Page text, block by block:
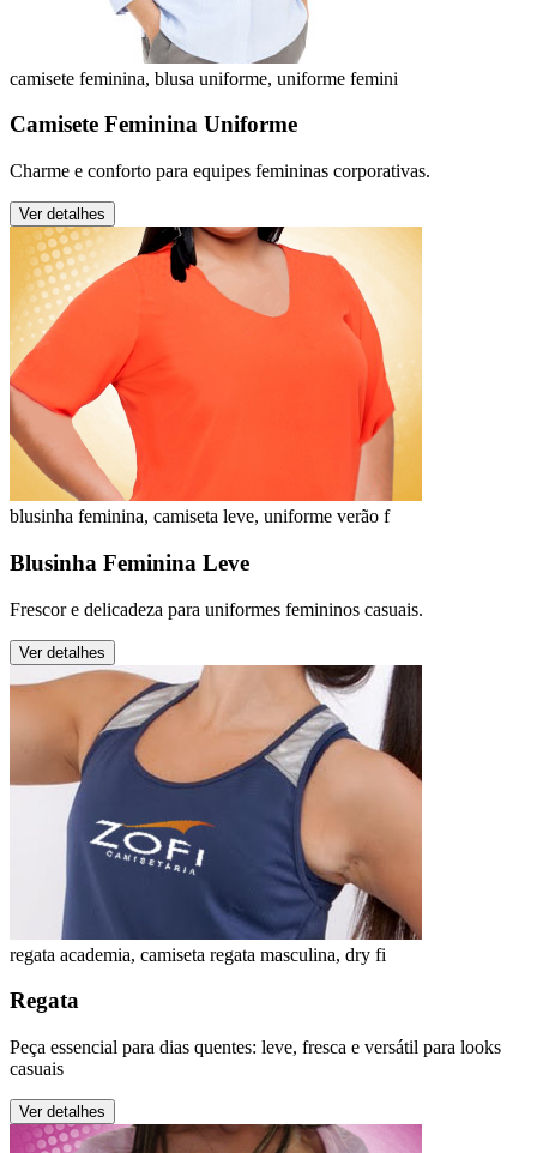
camisete feminina, blusa uniforme, uniforme femini
Camisete Feminina Uniforme
Charme e conforto para equipes femininas corporativas.
Ver detalhes
blusinha feminina, camiseta leve, uniforme verão f
Blusinha Feminina Leve
Frescor e delicadeza para uniformes femininos casuais.
Ver detalhes
regata academia, camiseta regata masculina, dry fi
Regata
Peça essencial para dias quentes: leve, fresca e versátil para looks
casuais
Ver detalhes